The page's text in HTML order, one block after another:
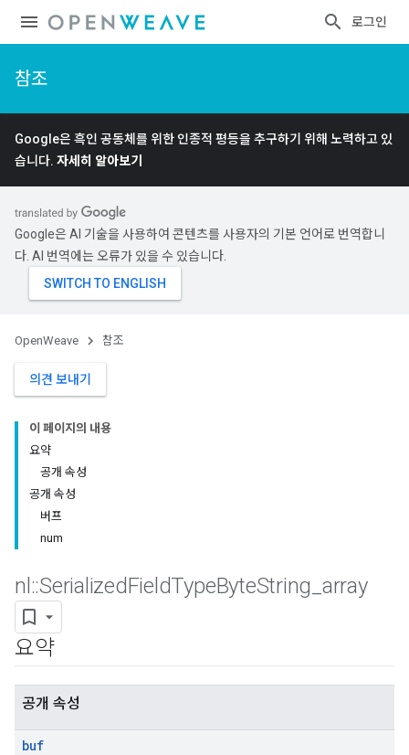
로그인
참조
Google은 흑인 공동체를 위한 인종적 평등을 추구하기 위해 노력하고 있
습니다. 자세히 알아보기
Google은 AI 기술을 사용하여 콘텐츠를 사용자의 기본 언어로 번역합니
다. AI 번역에는 오류가 있을 수 있습니다.
OpenWeave 참조
의견 보내기
이 페이지의 내용
요약
공개 속성
공개 속성
버프
num
nl ::SerializedFieldTypeByteString array
요약
공개 속성
buf